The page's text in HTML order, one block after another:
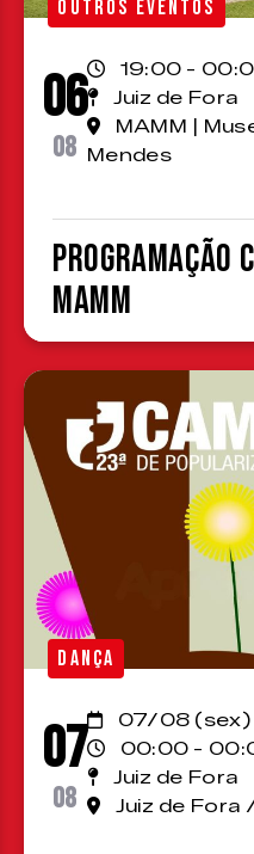
OUTROS EVENTOS
06
08
19:00 -
Juiz de Fora
MAMM |
Mendes
MAMM
DANÇA
07
08
07/08
00:00 -
Juiz de Fora
Juiz de Fora